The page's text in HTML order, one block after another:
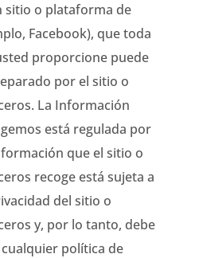
sitio o plataforma de
Facebook), que toda
proporcione puede
por el sitio o
La Información
está regulada por
que el sitio o
recoge está sujeta a
del sitio o
y, por lo tanto, debe
política de